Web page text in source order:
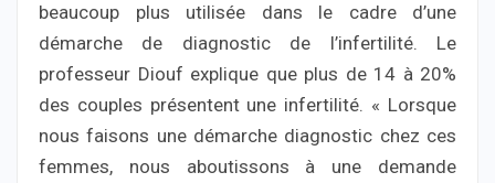
beaucoup plus utilisée dans le cadre d’une
démarche de diagnostic de l’infertilité. Le
professeur Diouf explique que plus de 14 à 20%
des couples présentent une infertilité. « Lorsque
nous faisons une démarche diagnostic chez ces
femmes, nous aboutissons à une demande